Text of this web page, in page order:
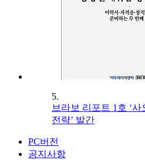
5.
브라보 리포트 1호 ‘
전략’ 발간
PC버전
공지사항